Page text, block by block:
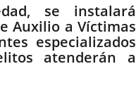
se instalará
Auxilio a Víctimas
especializados
atenderán a